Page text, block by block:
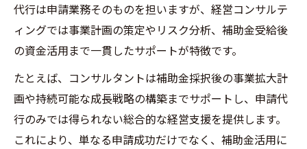
代行は申請業務そのものを担いますが、経営コンサルテ
ィングでは事業計画の策定やリスク分析、補助金受給後
の資金活用まで一貫したサポートが特徴です。
たとえば、コンサルタントは補助金採択後の事業拡大計
画や持続可能な成長戦略の構築までサポートし、申請代
行のみでは得られない総合的な経営支援を提供します。
これにより、単なる申請成功だけでなく、補助金活用に